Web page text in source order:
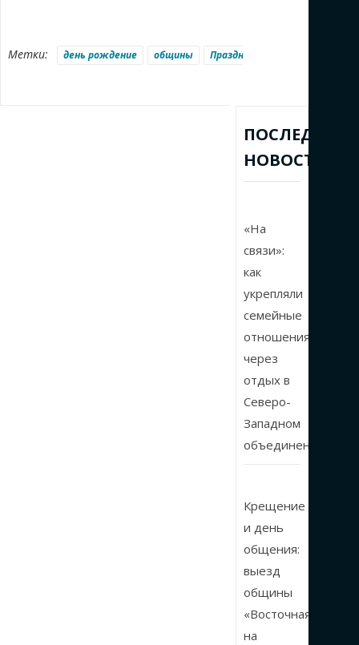
Метки: день рождение общины Праздник
ПОСЛЕДНИЕ
НОВОСТИ
«На
связи»:
как
укрепляли
семейные
отношения
через
отдых в
Северо-
Западном
объединении
Крещение
и день
общения:
выезд
общины
«Восточная»
на